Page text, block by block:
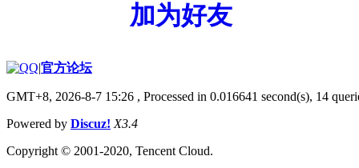
加为好友
|官方论坛
GMT+8, 2026-8-7 15:26 , Processed in 0.016641 second(s), 14
Powered by Discuz! X3.4
Copyright © 2001-2020, Tencent Cloud.